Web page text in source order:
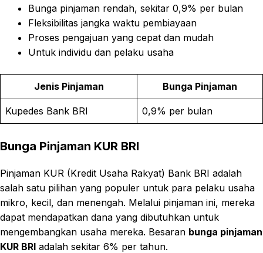
Bunga pinjaman rendah, sekitar 0,9% per bulan
Fleksibilitas jangka waktu pembiayaan
Proses pengajuan yang cepat dan mudah
Untuk individu dan pelaku usaha
Jenis Pinjaman Bunga Pinjaman
Kupedes Bank BRI 0,9% per bulan
Bunga Pinjaman KUR BRI
Pinjaman KUR (Kredit Usaha Rakyat) Bank BRI adalah
salah satu pilihan yang populer untuk para pelaku usaha
mikro, kecil, dan menengah. Melalui pinjaman ini, mereka
dapat mendapatkan dana yang dibutuhkan untuk
mengembangkan usaha mereka. Besaran bunga pinjaman
KUR BRI adalah sekitar 6% per tahun.